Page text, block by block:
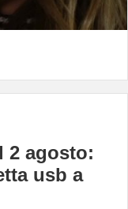
2 agosto:
usb a